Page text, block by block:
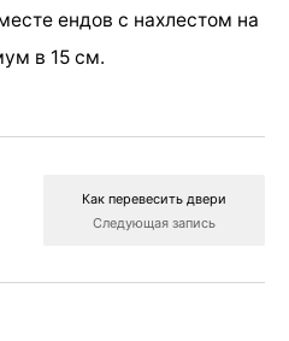
ендов с нахлестом на
в 15 см.
Как перевесить двери
Следующая запись